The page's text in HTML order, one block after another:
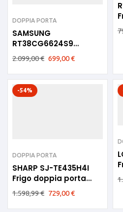
DOPPIA PORTA
SAMSUNG
RT38CG6624S9
Frigorifero Doppia
Porta 70cm E 393L No
frost Inox
2.099,00€ 699,00€
-54%
DOPPIA PORTA
SHARP SJ-TE435H4I
Frigo doppia porta
NoFrost Inox 432litri E
70cm
1.598,99€ 729,00€